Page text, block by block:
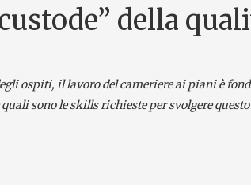
della
ospiti, il lavoro del cameriere ai piani è
sono le skills richieste per svolgere